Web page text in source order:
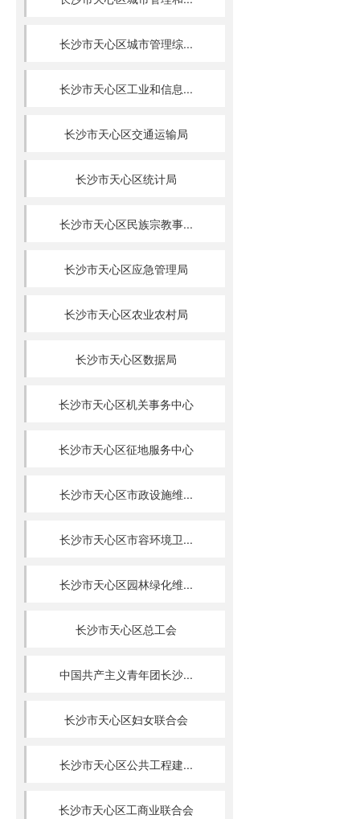
长沙市天心区城市管理综...
长沙市天心区工业和信息...
长沙市天心区交通运输局
长沙市天心区统计局
长沙市天心区民族宗教事...
长沙市天心区应急管理局
长沙市天心区农业农村局
长沙市天心区数据局
长沙市天心区机关事务中心
长沙市天心区征地服务中心
长沙市天心区市政设施维...
长沙市天心区市容环境卫...
长沙市天心区园林绿化维...
长沙市天心区总工会
中国共产主义青年团长沙...
长沙市天心区妇女联合会
长沙市天心区公共工程建...
长沙市天心区工商业联合会